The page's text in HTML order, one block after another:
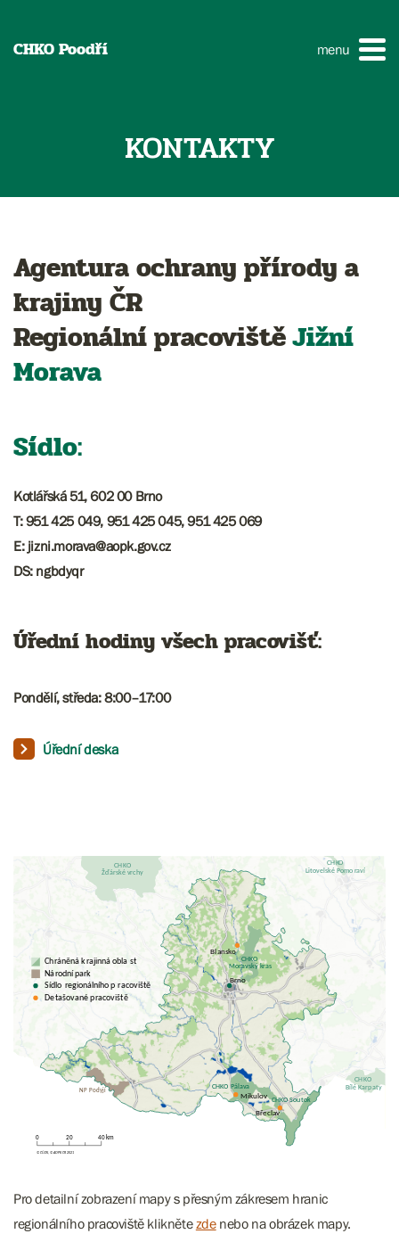
CHKO Poodří menu
KONTAKTY
Agentura ochrany přírody a
krajiny ČR
Regionální pracovištěJižní
Morava
Sídlo:
Kotlářská 51, 602 00 Brno
T: 951 425 049, 951 425 045, 951 425 069
​​​E: jizni.morava@aopk.gov.cz
DS: ngbdyqr
Úřední hodiny všech pracovišť:
Pondělí, středa: 8:00–17:00​​​​​
Úřední deska
Pro detailní zobrazení mapy s přesným zákresem hranic
regionálního pracoviště kliknětezdenebo na obrázek mapy.